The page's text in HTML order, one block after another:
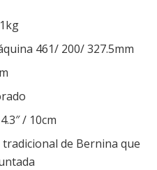
461/ 200/ 327.5mm
/ 10cm
de Bernina que